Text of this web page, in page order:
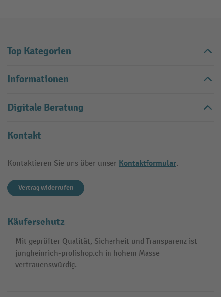
Top Kategorien
Informationen
Digitale Beratung
Kontakt
Kontaktieren Sie uns über unser Kontaktformular.
Vertrag widerrufen
Käuferschutz
Mit geprüfter Qualität, Sicherheit und Transparenz ist
jungheinrich-profishop.ch in hohem Masse
vertrauenswürdig.